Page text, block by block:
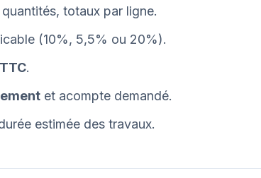
quantités, totaux par ligne.
(10%, 5,5% ou 20%).
.
et acompte demandé.
estimée des travaux.